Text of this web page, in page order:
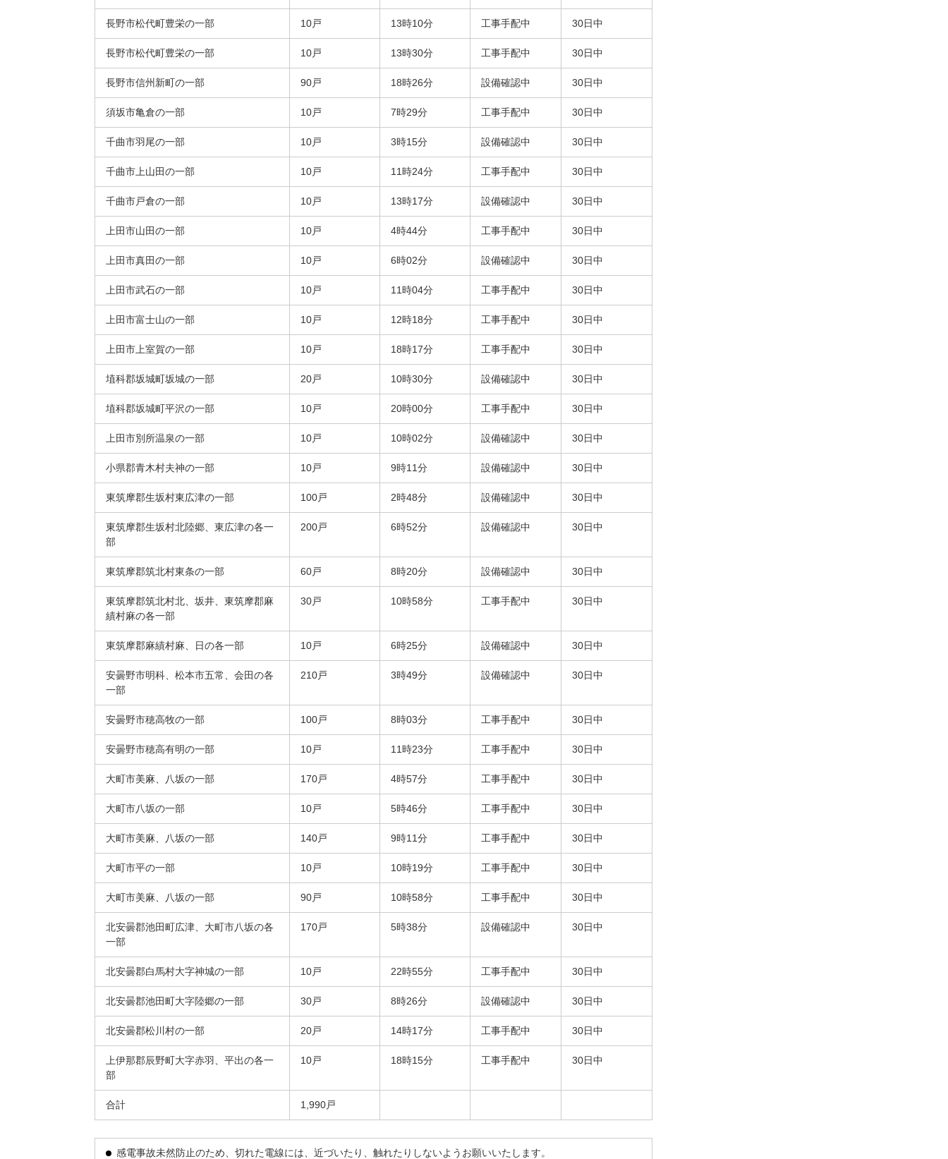
長野市松代町豊栄の一部 10戸 13時10分 工事手配中 30日中
長野市松代町豊栄の一部 10戸 13時30分 工事手配中 30日中
長野市信州新町の一部 90戸 18時26分 設備確認中 30日中
須坂市亀倉の一部 10戸 7時29分 工事手配中 30日中
千曲市羽尾の一部 10戸 3時15分 設備確認中 30日中
千曲市上山田の一部 10戸 11時24分 工事手配中 30日中
千曲市戸倉の一部 10戸 13時17分 設備確認中 30日中
上田市山田の一部 10戸 4時44分 工事手配中 30日中
上田市真田の一部 10戸 6時02分 設備確認中 30日中
上田市武石の一部 10戸 11時04分 工事手配中 30日中
上田市富士山の一部 10戸 12時18分 工事手配中 30日中
上田市上室賀の一部 10戸 18時17分 工事手配中 30日中
埴科郡坂城町坂城の一部 20戸 10時30分 設備確認中 30日中
埴科郡坂城町平沢の一部 10戸 20時00分 工事手配中 30日中
上田市別所温泉の一部 10戸 10時02分 設備確認中 30日中
小県郡青木村夫神の一部 10戸 9時11分 設備確認中 30日中
東筑摩郡生坂村東広津の一部 100戸 2時48分 設備確認中 30日中
東筑摩郡生坂村北陸郷、東広津の各一
部
200戸 6時52分 設備確認中 30日中
東筑摩郡筑北村東条の一部 60戸 8時20分 設備確認中 30日中
東筑摩郡筑北村北、坂井、東筑摩郡麻
績村麻の各一部
30戸 10時58分 工事手配中 30日中
東筑摩郡麻績村麻、日の各一部 10戸 6時25分 設備確認中 30日中
安曇野市明科、松本市五常、会田の各
一部
210戸 3時49分 設備確認中 30日中
安曇野市穂高牧の一部 100戸 8時03分 工事手配中 30日中
安曇野市穂高有明の一部 10戸 11時23分 工事手配中 30日中
大町市美麻、八坂の一部 170戸 4時57分 工事手配中 30日中
大町市八坂の一部 10戸 5時46分 工事手配中 30日中
大町市美麻、八坂の一部 140戸 9時11分 工事手配中 30日中
大町市平の一部 10戸 10時19分 工事手配中 30日中
大町市美麻、八坂の一部 90戸 10時58分 工事手配中 30日中
北安曇郡池田町広津、大町市八坂の各
一部
170戸 5時38分 設備確認中 30日中
北安曇郡白馬村大字神城の一部 10戸 22時55分 工事手配中 30日中
北安曇郡池田町大字陸郷の一部 30戸 8時26分 設備確認中 30日中
北安曇郡松川村の一部 20戸 14時17分 工事手配中 30日中
上伊那郡辰野町大字赤羽、平出の各一
部
10戸 18時15分 工事手配中 30日中
合計 1,990戸
感電事故未然防止のため、切れた電線には、近づいたり、触れたりしないようお願いいたします。